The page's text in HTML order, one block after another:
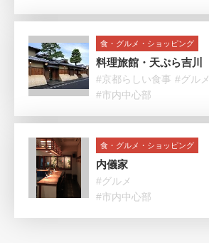
食・グルメ・ショッピング
料理旅館・天ぷら吉川
#京都らしい食事 #グルメ
#市内中心部
食・グルメ・ショッピング
内儀家
#グルメ
#市内中心部